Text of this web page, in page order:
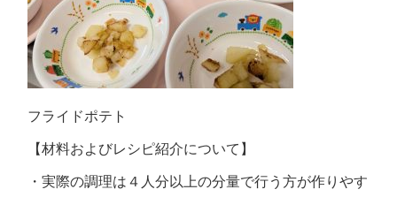
フライドポテト
【材料およびレシピ紹介について】
・実際の調理は４人分以上の分量で行う方が作りやす